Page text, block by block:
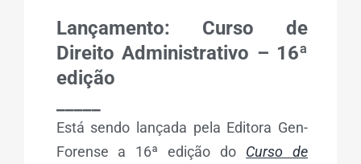
Lançamento: Curso de
Direito Administrativo – 16ª
edição
Está sendo lançada pela Editora Gen-
Forense a 16ª edição do Curso de